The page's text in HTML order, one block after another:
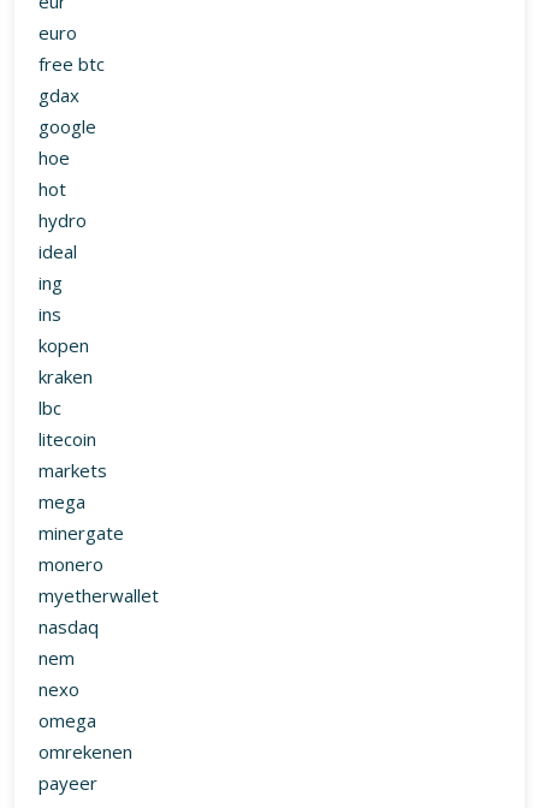
euro
free btc
gdax
google
hoe
hot
hydro
ideal
ing
ins
kopen
kraken
lbc
litecoin
markets
mega
minergate
monero
myetherwallet
nasdaq
nem
nexo
omega
omrekenen
payeer